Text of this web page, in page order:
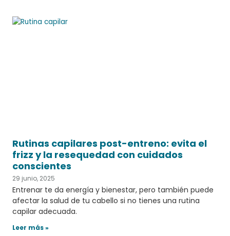
Rutinas capilares post-entreno: evita el
frizz y la resequedad con cuidados
conscientes
29 junio, 2025
Entrenar te da energía y bienestar, pero también puede
afectar la salud de tu cabello si no tienes una rutina
capilar adecuada.
Leer más »